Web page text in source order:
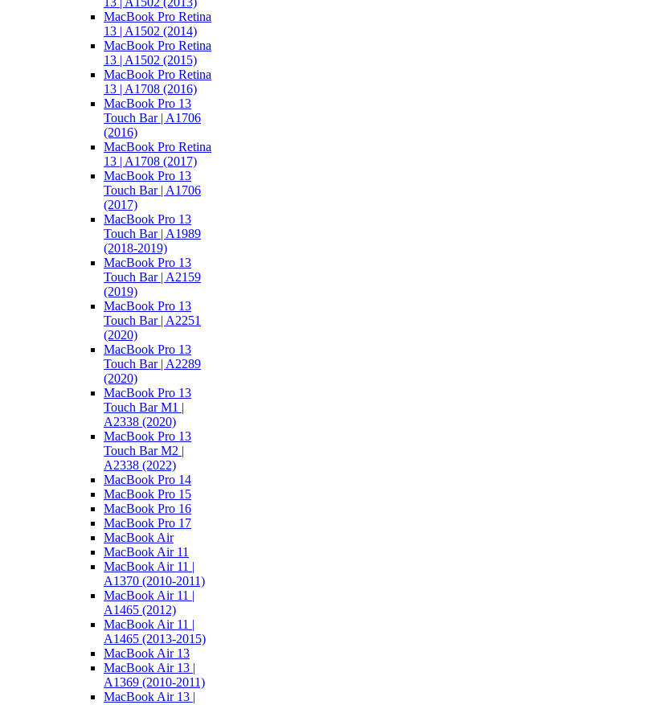
MacBook Pro Retina
13 | A1502 (2014)
MacBook Pro Retina
13 | A1502 (2015)
MacBook Pro Retina
13 | A1708 (2016)
MacBook Pro 13
Touch Bar | A1706
(2016)
MacBook Pro Retina
13 | A1708 (2017)
MacBook Pro 13
Touch Bar | A1706
(2017)
MacBook Pro 13
Touch Bar | A1989
(2018-2019)
MacBook Pro 13
Touch Bar | A2159
(2019)
MacBook Pro 13
Touch Bar | A2251
(2020)
MacBook Pro 13
Touch Bar | A2289
(2020)
MacBook Pro 13
Touch Bar M1 |
A2338 (2020)
MacBook Pro 13
Touch Bar M2 |
A2338 (2022)
MacBook Pro 14
MacBook Pro 15
MacBook Pro 16
MacBook Pro 17
MacBook Air
MacBook Air 11
MacBook Air 11 |
A1370 (2010-2011)
MacBook Air 11 |
A1465 (2012)
MacBook Air 11 |
A1465 (2013-2015)
MacBook Air 13
MacBook Air 13 |
A1369 (2010-2011)
MacBook Air 13 |